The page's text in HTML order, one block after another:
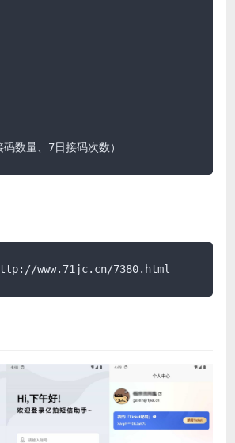
数量、7日接码次数）
http://www.71jc.cn/7380.html